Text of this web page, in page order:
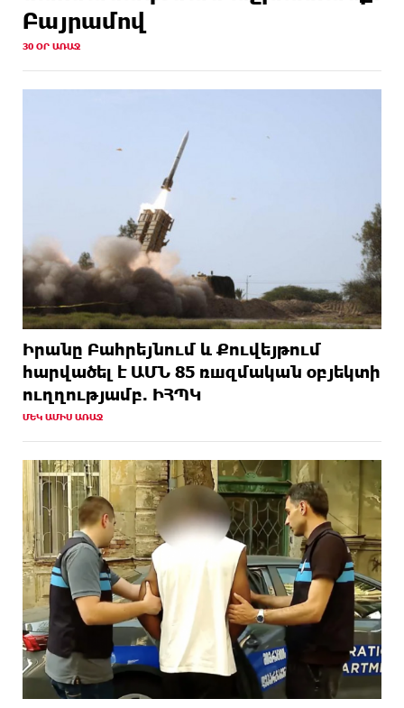
Բայրամով
30 ՕՐ ԱՌԱՋ
Իրանը Բահրեյնում և Քուվեյթում
hարվածել է ԱՄՆ 85 ռшզմական օբյեկտի
ուղղությամբ. ԻՀՊԿ
ՄԵԿ ԱՄԻՍ ԱՌԱՋ